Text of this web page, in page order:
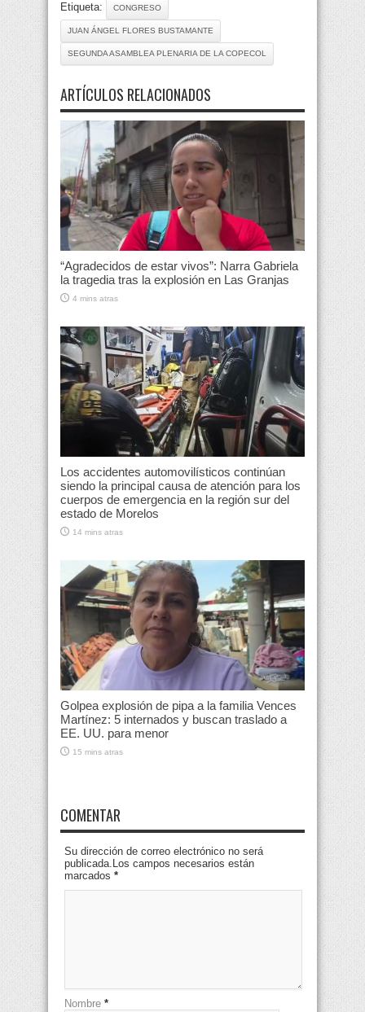
Etiqueta: CONGRESO
JUAN ÁNGEL FLORES BUSTAMANTE
SEGUNDA ASAMBLEA PLENARIA DE LA COPECOL
ARTÍCULOS RELACIONADOS
“Agradecidos de estar vivos”: Narra Gabriela
la tragedia tras la explosión en Las Granjas
4 mins atras
Los accidentes automovilísticos continúan
siendo la principal causa de atención para los
cuerpos de emergencia en la región sur del
estado de Morelos
14 mins atras
Golpea explosión de pipa a la familia Vences
Martínez: 5 internados y buscan traslado a
EE. UU. para menor
15 mins atras
COMENTAR
Su dirección de correo electrónico no será
publicada.Los campos necesarios están
marcados *
Nombre *